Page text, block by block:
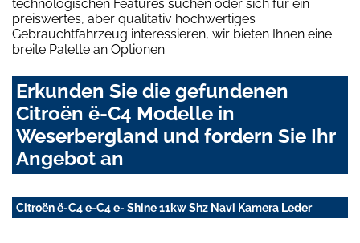
technologischen Features suchen oder sich für ein
preiswertes, aber qualitativ hochwertiges
Gebrauchtfahrzeug interessieren, wir bieten Ihnen eine
breite Palette an Optionen.
Erkunden Sie die gefundenen
Citroën ë-C4 Modelle in
Weserbergland und fordern Sie Ihr
Angebot an
Citroën ë-C4 e-C4 e- Shine 11kw Shz Navi Kamera Leder